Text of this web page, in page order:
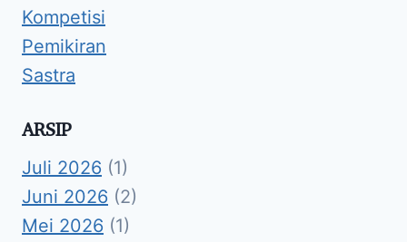
Kompetisi
Pemikiran
Sastra
ARSIP
Juli 2026 (1)
Juni 2026 (2)
Mei 2026 (1)